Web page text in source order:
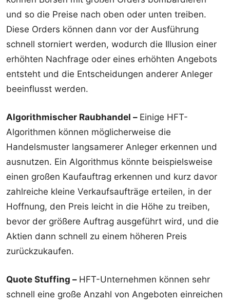
und so die Preise nach oben oder unten treiben.
Diese Orders können dann vor der Ausführung
schnell storniert werden, wodurch die Illusion einer
erhöhten Nachfrage oder eines erhöhten Angebots
entsteht und die Entscheidungen anderer Anleger
beeinflusst werden.
Algorithmischer Raubhandel – Einige HFT-
Algorithmen können möglicherweise die
Handelsmuster langsamerer Anleger erkennen und
ausnutzen. Ein Algorithmus könnte beispielsweise
einen großen Kaufauftrag erkennen und kurz davor
zahlreiche kleine Verkaufsaufträge erteilen, in der
Hoffnung, den Preis leicht in die Höhe zu treiben,
bevor der größere Auftrag ausgeführt wird, und die
Aktien dann schnell zu einem höheren Preis
zurückzukaufen.
Quote Stuffing – HFT-Unternehmen können sehr
schnell eine große Anzahl von Angeboten einreichen